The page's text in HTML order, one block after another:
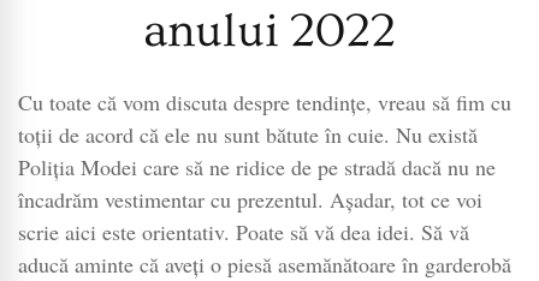
anului 2022
Cu toate că vom discuta despre tendințe, vreau să fim cu
toții de acord că ele nu sunt bătute în cuie. Nu există
Poliția Modei care să ne ridice de pe stradă dacă nu ne
încadrăm vestimentar cu prezentul. Așadar, tot ce voi
scrie aici este orientativ. Poate să vă dea idei. Să vă
aducă aminte că aveți o piesă asemănătoare în garderobă